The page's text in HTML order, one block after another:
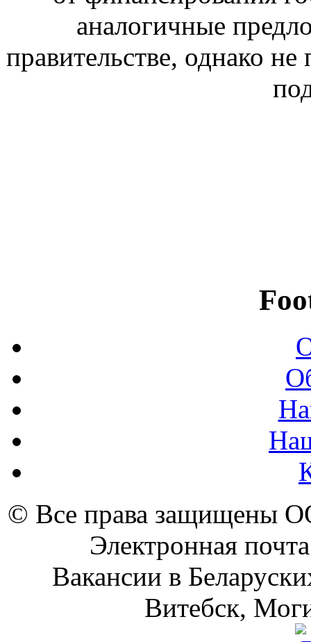
аналогичные
правительстве, однако
© Все права
Электронная
Вакансии в
Витебск,